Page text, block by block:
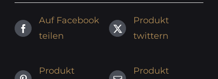
Auf Facebook
teilen
Produkt
twittern
Produkt
Produkt